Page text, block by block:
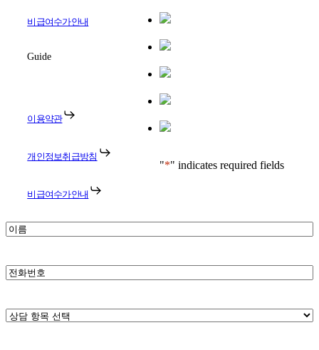
비급여수가안내
Guide
이용약관
개인정보취급방침
비급여수가안내
"*" indicates required fields
이*
휴
번
*
상*